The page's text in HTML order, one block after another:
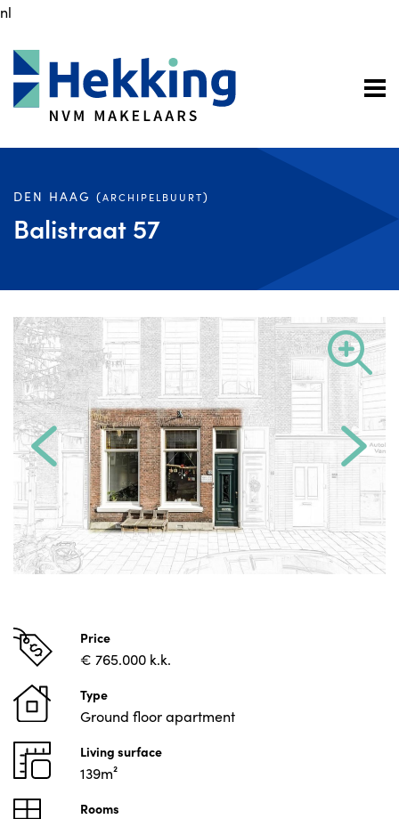
nl
DEN HAAG (ARCHIPELBUURT)
Balistraat 57
Price
€ 765.000 k.k.
Type
Ground floor apartment
Living surface
139m²
Rooms